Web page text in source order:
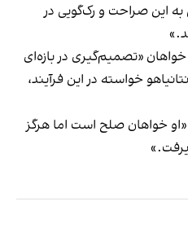
به این صراحت و رک‌گویی در
«تصمیم‌گیری در بازه‌ای
خواسته در این فرآیند،
خواهان صلح است اما هرگز